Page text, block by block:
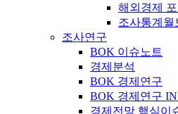
해외경제
조사통계월
조사연구
BOK 이슈노트
경제분석
BOK 경제연구
BOK 경제연구
경제전망 핵심이